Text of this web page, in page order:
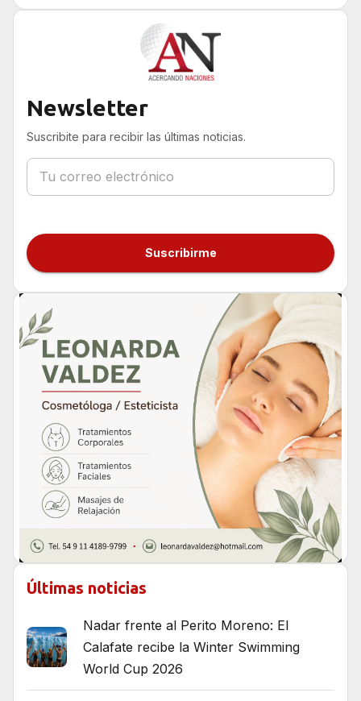
Newsletter
Suscribite para recibir las últimas noticias.
Suscribirme
Últimas noticias
Nadar frente al Perito Moreno: El
Calafate recibe la Winter Swimming
World Cup 2026